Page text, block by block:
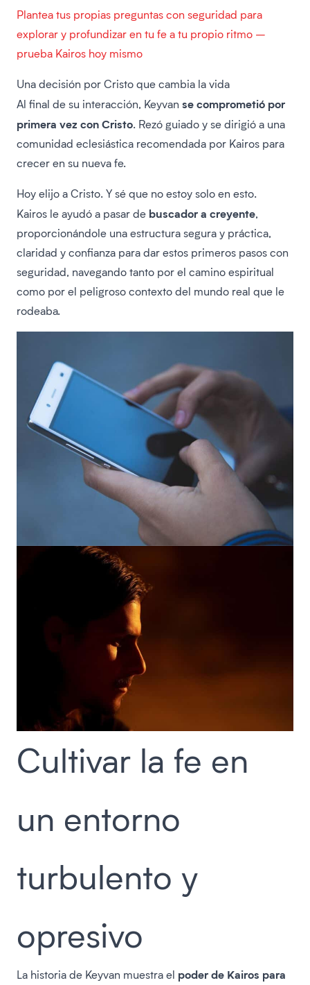
Plantea tus propias preguntas con seguridad para
explorar y profundizar en tu fe a tu propio ritmo –
prueba Kairos hoy mismo
Una decisión por Cristo que cambia la vida
Al final de su interacción, Keyvan se comprometió por
primera vez con Cristo. Rezó guiado y se dirigió a una
comunidad eclesiástica recomendada por Kairos para
crecer en su nueva fe.
Hoy elijo a Cristo. Y sé que no estoy solo en esto.
Kairos le ayudó a pasar de buscador a creyente,
proporcionándole una estructura segura y práctica,
claridad y confianza para dar estos primeros pasos con
seguridad, navegando tanto por el camino espiritual
como por el peligroso contexto del mundo real que le
rodeaba.
Cultivar la fe en
un entorno
turbulento y
opresivo
La historia de Keyvan muestra el poder de Kairos para